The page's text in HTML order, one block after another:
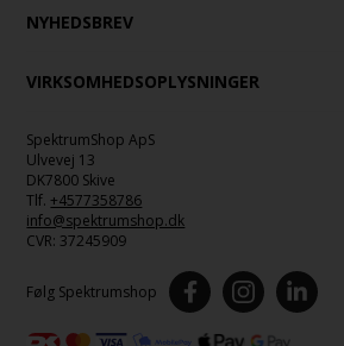
NYHEDSBREV
VIRKSOMHEDSOPLYSNINGER
SpektrumShop ApS
Ulvevej 13
DK7800 Skive
Tlf. +4577358786
info@spektrumshop.dk
CVR: 37245909
Følg Spektrumshop